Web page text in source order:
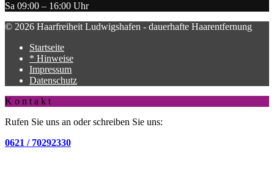
Sa 09:00 – 16:00 Uhr
© 2026 Haarfreiheit Ludwigshafen - dauerhafte Haarentfernung
Startseite
* Hinweise
Impressum
Datenschutz
K o n t a k t
Rufen Sie uns an oder schreiben Sie uns:
0621 / 70292330